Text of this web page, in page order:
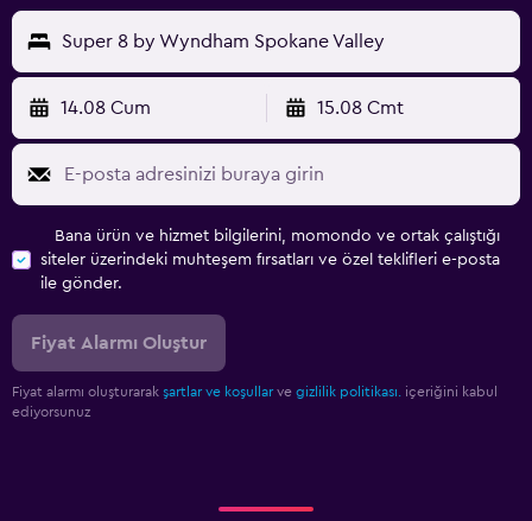
Super 8 by Wyndham Spokane Valley
14.08 Cum 15.08 Cmt
Bana ürün ve hizmet bilgilerini, momondo ve ortak çalıştığı
siteler üzerindeki muhteşem fırsatları ve özel teklifleri e-posta
ile gönder.
Fiyat Alarmı Oluştur
Fiyat alarmı oluşturarak şartlar ve koşullar ve gizlilik politikası.
içeriğini kabul
ediyorsunuz